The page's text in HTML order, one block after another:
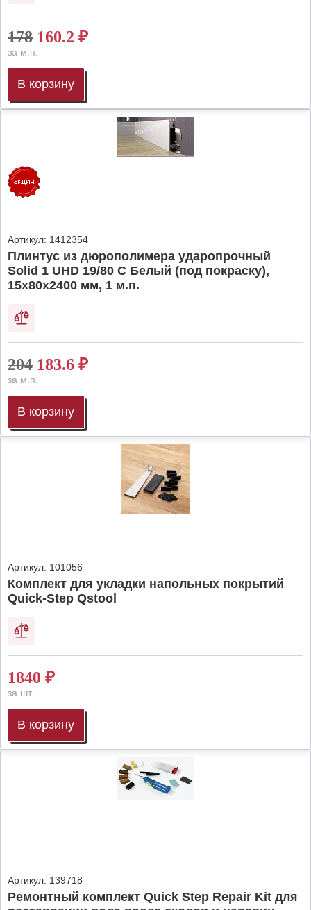
178 160.2 ₽
за м.п.
В корзину
Артикул: 1412354
Плинтус из дюрополимера ударопрочный
Solid 1 UHD 19/80 C Белый (под покраску),
15х80х2400 мм, 1 м.п.
204 183.6 ₽
за м.п.
В корзину
Артикул: 101056
Комплект для укладки напольных покрытий
Quick-Step Qstool
1840 ₽
за шт.
В корзину
Артикул: 139718
Ремонтный комплект Quick Step Repair Kit для